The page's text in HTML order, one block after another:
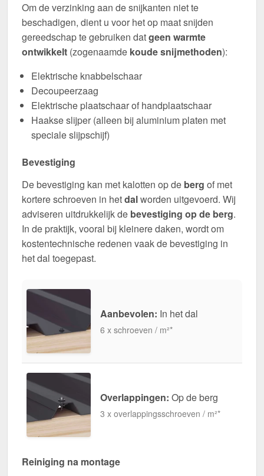
Om de verzinking aan de snijkanten niet te
beschadigen, dient u voor het op maat snijden
gereedschap te gebruiken datgeen warmte
ontwikkelt (zogenaamde koude snijmethoden):
Elektrische knabbelschaar
Decoupeerzaag
Elektrische plaatschaar of handplaatschaar
Haakse slijper (alleen bij aluminium platen met
speciale slijpschijf)
Bevestiging
De bevestiging kan met kalotten op de berg of met
kortere schroeven in hetdalworden uitgevoerd. Wij
adviseren uitdrukkelijk de bevestiging op de berg.
In de praktijk, vooral bij kleinere daken, wordt om
kostentechnische redenen vaak de bevestiging in
het dal toegepast.
Aanbevolen: In het dal
6 x schroeven / m²*
Overlappingen: Op de berg
3 x overlappingsschroeven / m²*
Reiniging na montage